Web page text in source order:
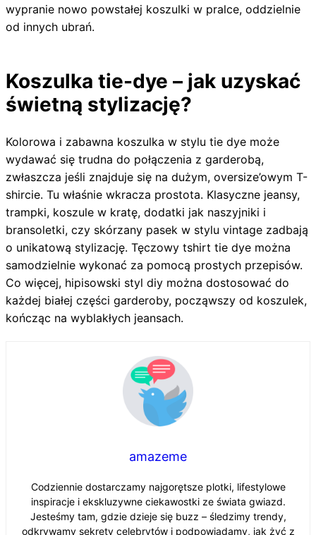
wypranie nowo powstałej koszulki w pralce, oddzielnie
od innych ubrań.
Koszulka tie-dye – jak uzyskać
świetną stylizację?
Kolorowa i zabawna koszulka w stylu tie dye może
wydawać się trudna do połączenia z garderobą,
zwłaszcza jeśli znajduje się na dużym, oversize’owym T-
shircie. Tu właśnie wkracza prostota. Klasyczne jeansy,
trampki, koszule w kratę, dodatki jak naszyjniki i
bransoletki, czy skórzany pasek w stylu vintage zadbają
o unikatową stylizację. Tęczowy tshirt tie dye można
samodzielnie wykonać za pomocą prostych przepisów.
Co więcej, hipisowski styl diy można dostosować do
każdej białej części garderoby, począwszy od koszulek,
kończąc na wyblakłych jeansach.
amazeme
Codziennie dostarczamy najgorętsze plotki, lifestylowe
inspiracje i ekskluzywne ciekawostki ze świata gwiazd.
Jesteśmy tam, gdzie dzieje się buzz – śledzimy trendy,
odkrywamy sekrety celebrytów i podpowiadamy, jak żyć z